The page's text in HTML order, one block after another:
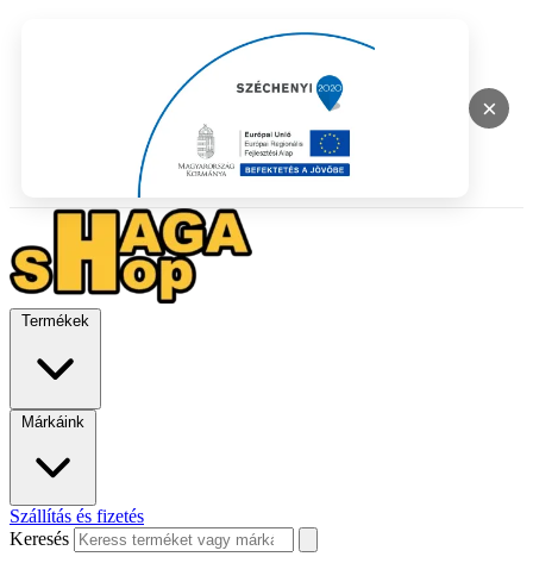
×
Termékek
Márkáink
Szállítás és fizetés
Keresés